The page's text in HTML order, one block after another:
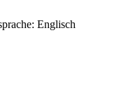
Englisch